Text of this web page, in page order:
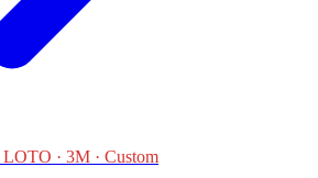
LOTO · 3M · Custom